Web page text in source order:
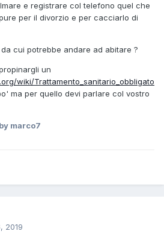
e registrare col telefono quel che
per il divorzio e per cacciarlo di
cui potrebbe andare ad abitare ?
un
wiki/Trattamento_sanitario_obbligato
ma per quello devi parlare col vostro
by marco7
2019